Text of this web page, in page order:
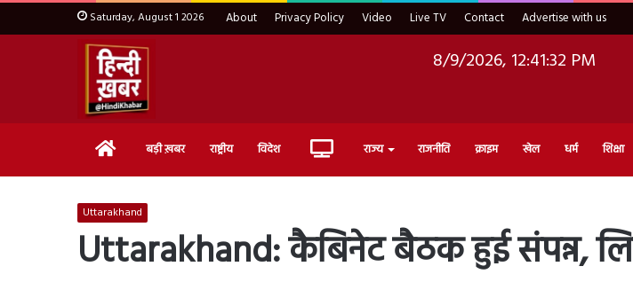
Saturday, August 1 2026 About Privacy Policy Video Live TV Contact Advertise with us
8/9/2026, 12:41:34 PM
Home बड़ी ख़बर राष्ट्रीय विदेश Live राज्य राजनीति क्राइम खेल धर्म शिक्षा
Uttarakhand
Uttarakhand: कैबिनेट बैठक हुई संपन्न,